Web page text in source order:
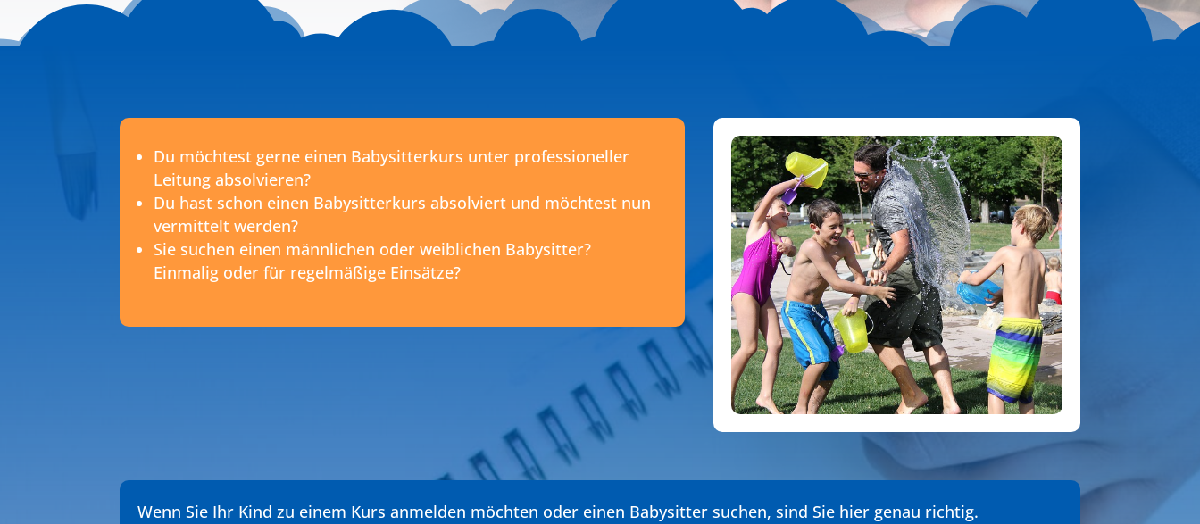
Du möchtest gerne einen Babysitterkurs unter professioneller
Leitung absolvieren?
Du hast schon einen Babysitterkurs absolviert und möchtest nun
vermittelt werden?
Sie suchen einen männlichen oder weiblichen Babysitter?
Einmalig oder für regelmäßige Einsätze?
Wenn Sie Ihr Kind zu einem Kurs anmelden möchten oder einen Babysitter suchen, sind Sie hier genau richtig.